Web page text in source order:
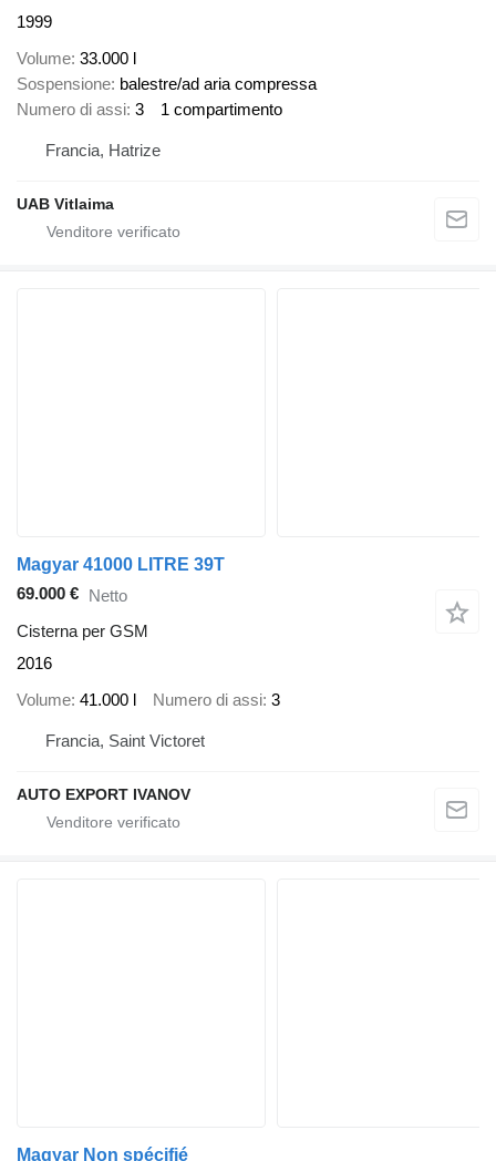
1999
Volume 33.000 l
Sospensione balestre/ad aria compressa
Numero di assi 3 1 compartimento
Francia, Hatrize
UAB Vitlaima
Magyar 41000 LITRE 39T
69.000 € Netto
Cisterna per GSM
2016
Volume 41.000 l Numero di assi 3
Francia, Saint Victoret
AUTO EXPORT IVANOV
Magyar Non spécifié